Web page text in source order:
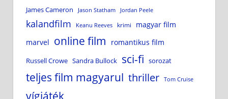
James Cameron Jason Statham Jordan Peele
kalandfilm Keanu Reeves krimi
magyar film
marvel online film romantikus film
Russell Crowe Sandra Bullock sci-fi sorozat
teljes film magyarul thriller Tom Cruise
vígjáték